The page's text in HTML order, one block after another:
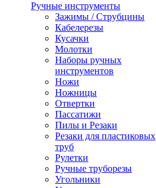
Ручные инструменты
Зажимы / Струбцины
Кабелерезы
Кусачки
Молотки
Наборы ручных
инструментов
Ножи
Ножницы
Отвертки
Пассатижи
Пилы и Резаки
Резаки для пластиковых
труб
Рулетки
Ручные труборезы
Угольники